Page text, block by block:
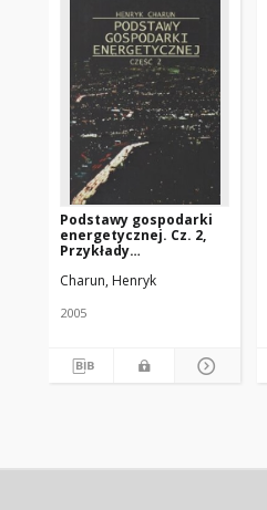
Podstawy gospodarki
energetycznej. Cz. 2,
Przykłady
Charun, Henryk
2005